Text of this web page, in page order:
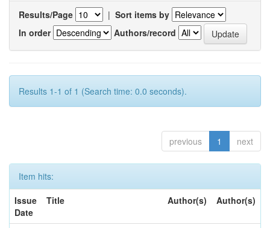
Results/Page | Sort items by
In order
Authors/record
Results 1-1 of 1 (Search time: 0.0 seconds).
previous 1 next
Item hits:
Issue
Date
Title Author(s) Author(s)